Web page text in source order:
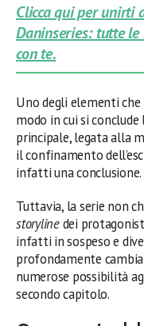
Clicca qui per unirti
Daninseries: tutte
con te.
Uno degli elementi
modo in cui si
principale, legata alla
il confinamento
infatti una conclusione.
Tuttavia, la serie non
storylinedei
infatti in sospeso e
profondamente
numerose possibilità
secondo capitolo.